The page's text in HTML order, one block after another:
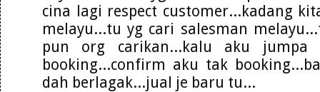
cina lagi respect customer...kadang
melayu...tu yg cari salesman
pun org carikan...kalu aku jumpa
booking...confirm aku tak
dah berlagak...jual je baru tu...